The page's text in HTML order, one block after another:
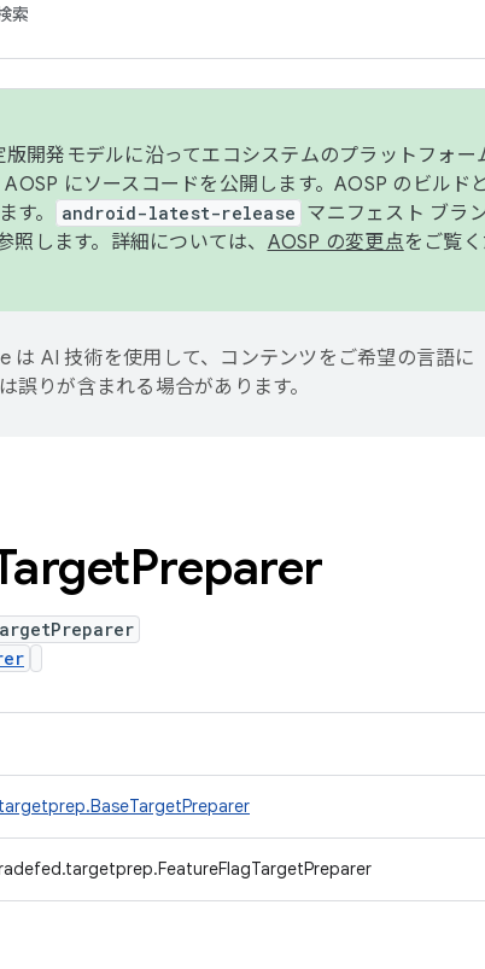
索
開発モデルに沿ってエコシステムのプラットフォー
にソースコードを公開します。AOSP のビルド
す。 android-latest-release マニフェスト ブラ
します。詳細については、 AOSP の変更点をご覧く
は AI 技術を使用して、コンテンツをご希望の言語に
誤りが含まれる場合があります。
Preparer